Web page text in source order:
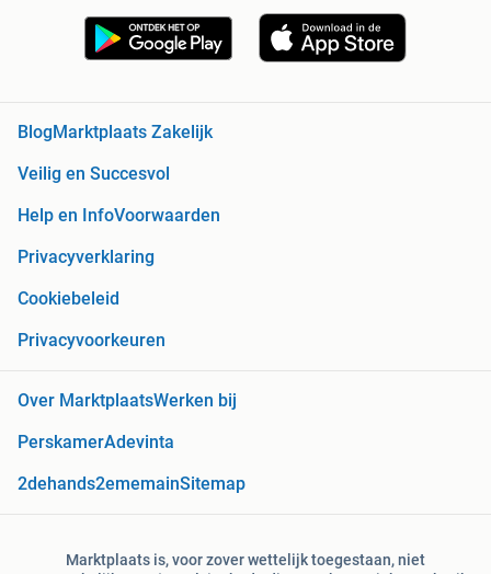
BlogMarktplaats Zakelijk
Veilig en Succesvol
Help en InfoVoorwaarden
Privacyverklaring
Cookiebeleid
Privacyvoorkeuren
Over MarktplaatsWerken bij
PerskamerAdevinta
2dehands2ememainSitemap
Marktplaats is, voor zover wettelijk toegestaan, niet